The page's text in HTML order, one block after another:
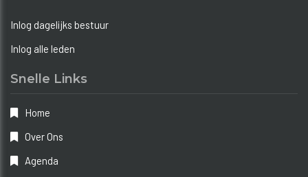
Inlog dagelijks bestuur
Inlog alle leden
Snelle Links
Home
Over Ons
Agenda